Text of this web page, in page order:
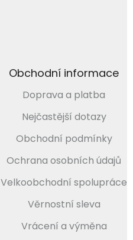
Obchodní informace
Doprava a platba
Nejčastější dotazy
Obchodní podmínky
Ochrana osobních údajů
Velkoobchodní spolupráce
Věrnostní sleva
Vrácení a výměna